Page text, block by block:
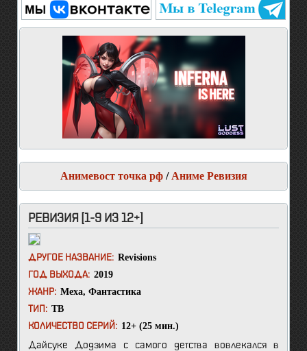
Анимевост точка рф/ Аниме Ревизия
РЕВИЗИЯ [1-9 ИЗ 12+]
ДРУГОЕ НАЗВАНИЕ: Revisions
ГОД ВЫХОДА: 2019
ЖАНР: Меха, Фантастика
ТИП: ТВ
КОЛИЧЕСТВО СЕРИЙ: 12+ (25 мин.)
Дайсуке Додзима с самого детства вовлекался в